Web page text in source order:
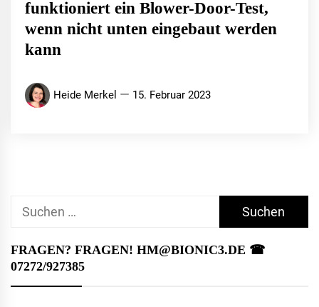
funktioniert ein Blower-Door-Test,
wenn nicht unten eingebaut werden
kann
Heide Merkel 15. Februar 2023
Suchen
FRAGEN? FRAGEN! HM@BIONIC3.DE ☎︎
07272/927385